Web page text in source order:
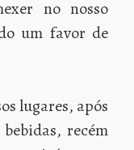
no nosso
um favor de
lugares, após
recém